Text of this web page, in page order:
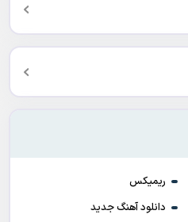
ریمیکس
دانلود آهنگ جدید